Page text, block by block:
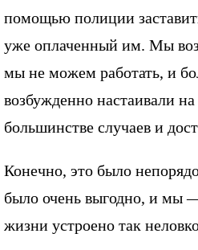
помощью полиции
уже оплаченный им. Мы
мы не можем работать, и
возбужденно настаивали
большинстве случаев и
Конечно, это было
было очень выгодно, и мы
жизни устроено так